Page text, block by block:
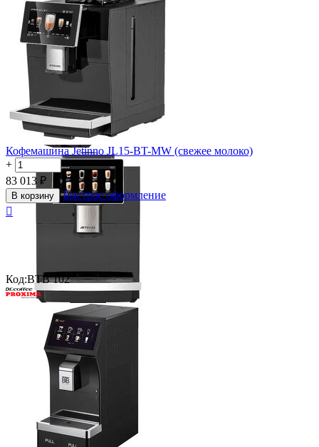
Кофемашина Jetinno JL15-BT-MW (свежее молоко)
+
−
83 013 ₽
В корзину
Быстрое оформление

Код:BTB 102